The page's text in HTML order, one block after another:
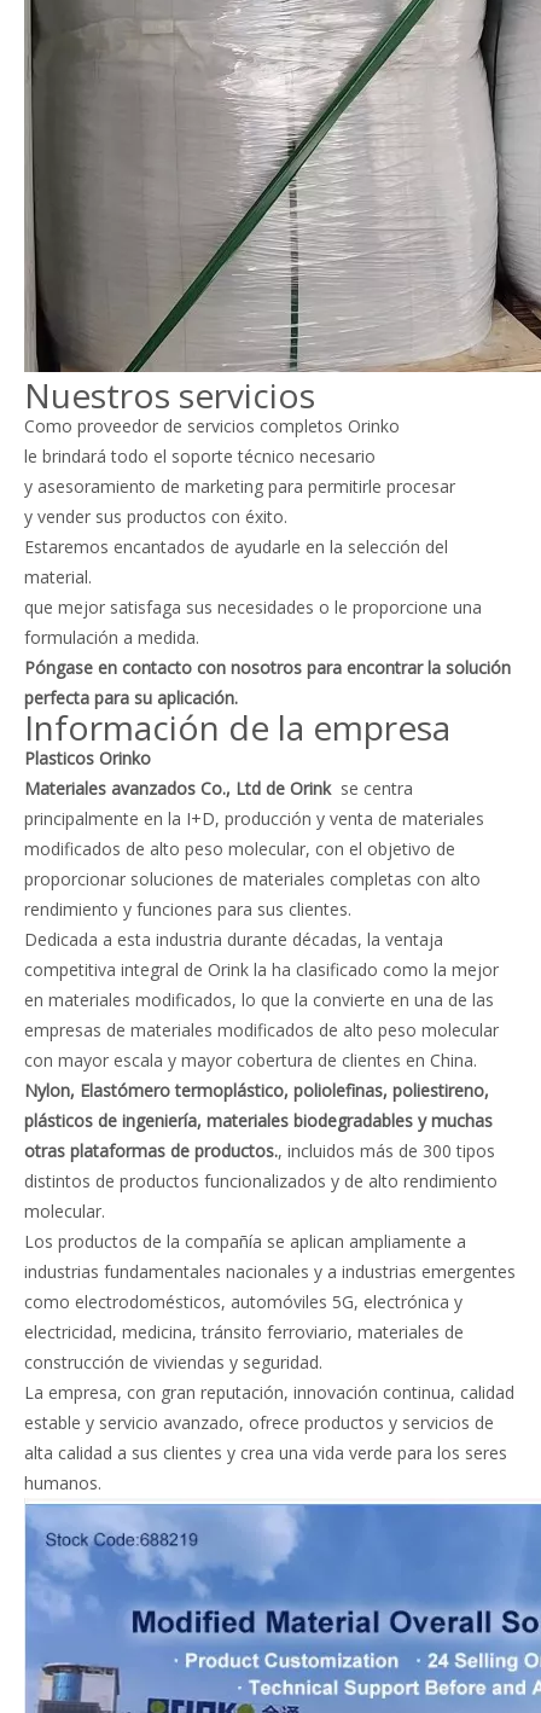
Nuestros servicios
Como proveedor de servicios completos Orinko
le brindará todo el soporte técnico necesario
y asesoramiento de marketing para permitirle procesar
y vender sus productos con éxito.
Estaremos encantados de ayudarle en la selección del
material.
que mejor satisfaga sus necesidades o le proporcione una
formulación a medida.
Póngase en contacto con nosotros para encontrar la solución
perfecta para su aplicación.
Información de la empresa
Plasticos Orinko
Materiales avanzados Co., Ltd de Orinkse centra
principalmente en la I+D, producción y venta de materiales
modificados de alto peso molecular, con el objetivo de
proporcionar soluciones de materiales completas con alto
rendimiento y funciones para sus clientes.
Dedicada a esta industria durante décadas, la ventaja
competitiva integral de Orink la ha clasificado como la mejor
en materiales modificados, lo que la convierte en una de las
empresas de materiales modificados de alto peso molecular
con mayor escala y mayor cobertura de clientes en China.
Nylon, Elastómero termoplástico, poliolefinas, poliestireno,
plásticos de ingeniería, materiales biodegradables y muchas
otras plataformas de productos., incluidos más de 300 tipos
distintos de productos funcionalizados y de alto rendimiento
molecular.
Los productos de la compañía se aplican ampliamente a
industrias fundamentales nacionales y a industrias emergentes
como electrodomésticos, automóviles 5G, electrónica y
electricidad, medicina, tránsito ferroviario, materiales de
construcción de viviendas y seguridad.
La empresa, con gran reputación, innovación continua, calidad
estable y servicio avanzado, ofrece productos y servicios de
alta calidad a sus clientes y crea una vida verde para los seres
humanos.